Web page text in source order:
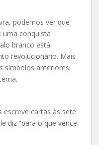
podemos ver que
uma conquista
branco está
revolucionário. Mais
símbolos anteriores
escreve cartas às sete
diz “para o que vence